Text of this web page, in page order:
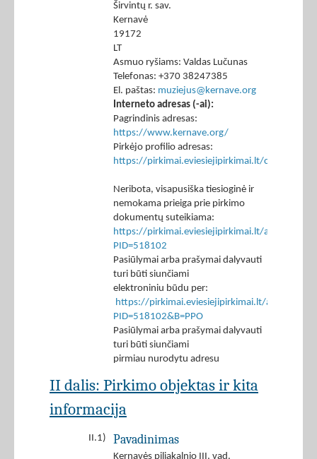
Širvintų r. sav.
Kernavė
19172
LT
Asmuo ryšiams: Valdas Lučunas
Telefonas: +370 38247385
El. paštas: muziejus@kernave.org
Interneto adresas (-ai):
Pagrindinis adresas:
https://www.kernave.org/
Pirkėjo profilio adresas:
https://pirkimai.eviesiejipirkimai.lt/ctm/
Neribota, visapusiška tiesioginė ir
nemokama prieiga prie pirkimo
dokumentų suteikiama:
https://pirkimai.eviesiejipirkimai.lt/app/rfq/
PID=518102
Pasiūlymai arba prašymai dalyvauti
turi būti siunčiami
elektroniniu būdu per:
https://pirkimai.eviesiejipirkimai.lt/app/rfq/
PID=518102&B=PPO
Pasiūlymai arba prašymai dalyvauti
turi būti siunčiami
pirmiau nurodytu adresu
II dalis: Pirkimo objektas ir kita
informacija
II.1) Pavadinimas
Kernavės piliakalnio III, vad.